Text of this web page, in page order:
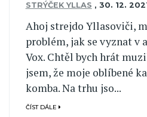
STRÝČEK YLLAS , 30. 12.
Ahoj strejdo Yllasoviči,
problém, jak se vyznat v
Vox. Chtěl bych hrát
jsem, že moje oblíbené
komba. Na trhu jso...
ČÍST DÁLE